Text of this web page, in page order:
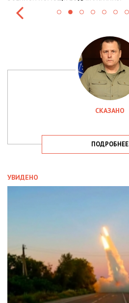
СКАЗАНО
ПОДРОБНЕЕ
УВИДЕНО